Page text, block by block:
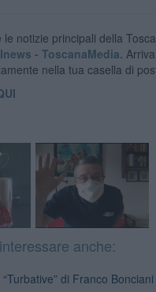
le notizie principali della
- ToscanaMedia.
nella tua casella di
anche:
di Franco Bonciani